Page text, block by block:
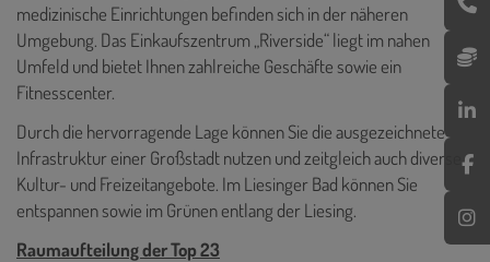
medizinische Einrichtungen befinden sich in der näheren
Umgebung. Das Einkaufszentrum „Riverside“ liegt im nahen
Umfeld und bietet Ihnen zahlreiche Geschäfte sowie ein
Fitnesscenter.
Durch die hervorragende Lage können Sie die ausgezeichnete
Infrastruktur einer Großstadt nutzen und zeitgleich auch diverse
Kultur- und Freizeitangebote. Im Liesinger Bad können Sie
entspannen sowie im Grünen entlang der Liesing.
Raumaufteilung der Top 23